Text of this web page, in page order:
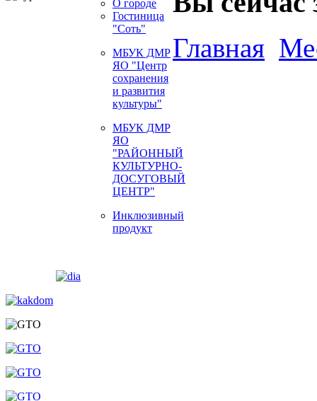
О городе
Гостиница
"Соть"
МБУК ДМР
ЯО "Центр
сохранения
и развития
культуры"
МБУК ДМР
ЯО
"РАЙОННЫЙ
КУЛЬТУРНО-
ДОСУГОВЫЙ
ЦЕНТР"
Инклюзивный
продукт
Главная